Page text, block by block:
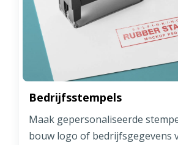
Bedrijfsstempels
Maak gepersonaliseerde
bouw logo of bedrijfsgegevens